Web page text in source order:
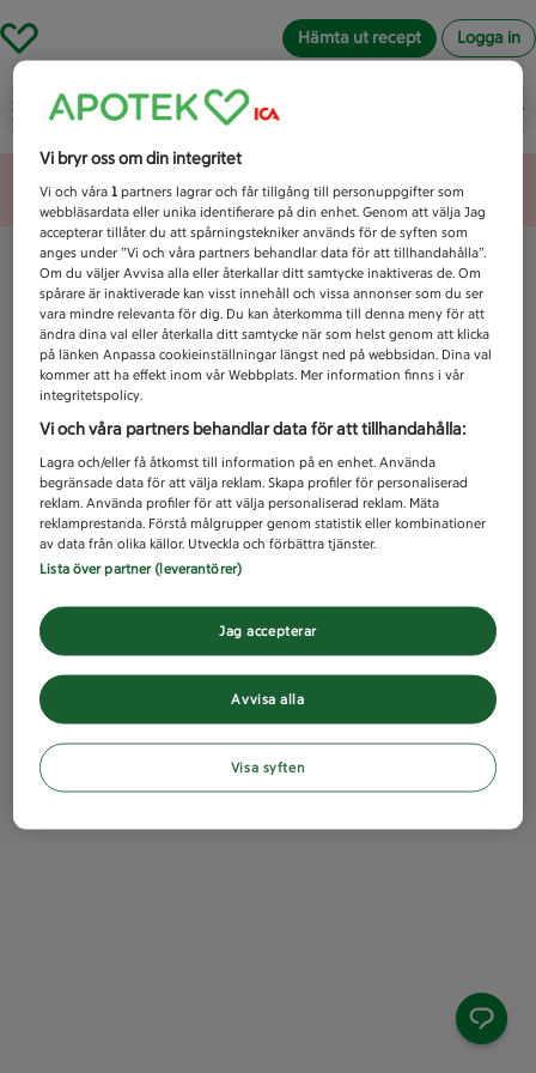
Hämta ut recept Logga in
Vad letar du efter idag?
Unknown error
Vi bryr oss om din integritet
Vi och våra1 partners lagrar och får tillgång till personuppgifter som
webbläsardata eller unika identifierare på din enhet. Genom att välja Jag
accepterar tillåter du att spårningstekniker används för de syften som
anges under ”Vi och våra partners behandlar data för att tillhandahålla”.
Om du väljer Avvisa alla eller återkallar ditt samtycke inaktiveras de. Om
spårare är inaktiverade kan visst innehåll och vissa annonser som du ser
vara mindre relevanta för dig. Du kan återkomma till denna meny för att
ändra dina val eller återkalla ditt samtycke när som helst genom att klicka
på länken Anpassa cookieinställningar längst ned på webbsidan. Dina val
kommer att ha effekt inom vår Webbplats. Mer information finns i vår
integritetspolicy.
Vi och våra partners behandlar data för att tillhandahålla:
Lagra och/eller få åtkomst till information på en enhet. Använda
begränsade data för att välja reklam. Skapa profiler för personaliserad
reklam. Använda profiler för att välja personaliserad reklam. Mäta
reklamprestanda. Förstå målgrupper genom statistik eller kombinationer
av data från olika källor. Utveckla och förbättra tjänster.
Lista över partner (leverantörer)
Avvisa alla
Jag accepterar
Visa syften